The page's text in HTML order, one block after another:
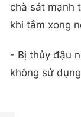
chà sát mạnh
khi tắm xong
- Bị thủy đậu
không sử